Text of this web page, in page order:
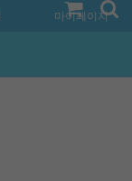
마이페이지